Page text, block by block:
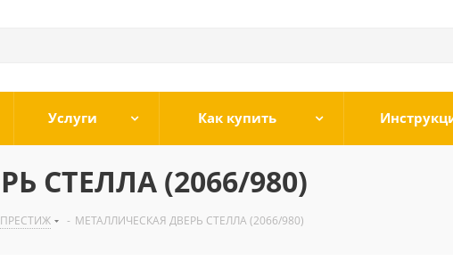
Услуги Как купить
СТЕЛЛА (2066/980)
ПРЕСТИЖ - МЕТАЛЛИЧЕСКАЯ ДВЕРЬ СТЕЛЛА (2066/980)